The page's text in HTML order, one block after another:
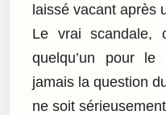
laissé vacant après
Le vrai scandale,
quelqu’un pour
jamais la question
ne soit